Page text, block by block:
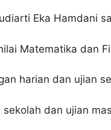
Eka Hamdani
Matematika dan
harian dan ujian
sekolah dan ujian